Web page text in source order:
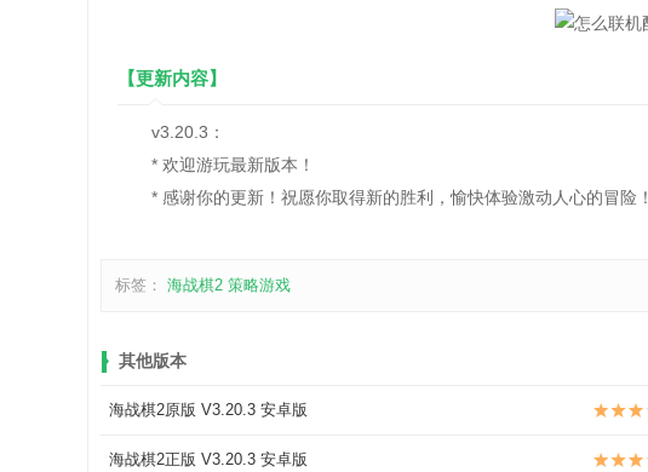
【更新内容】
v3.20.3：
* 欢迎游玩最新版本！
* 感谢你的更新！祝愿你取得新的胜利，愉快体验激动人心的冒险！
标签： 海战棋2 策略游戏
其他版本
海战棋2原版 V3.20.3 安卓版
海战棋2正版 V3.20.3 安卓版